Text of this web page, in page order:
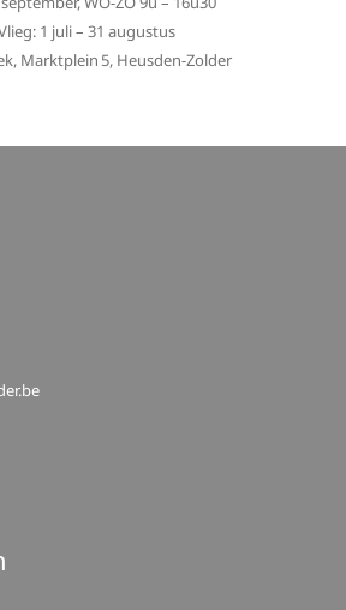
1 juli – 31 augustus
Marktplein 5, Heusden-Zolder